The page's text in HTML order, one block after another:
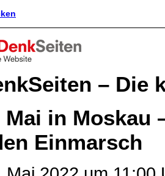
– Die
Mai in Moskau
Einmarsch